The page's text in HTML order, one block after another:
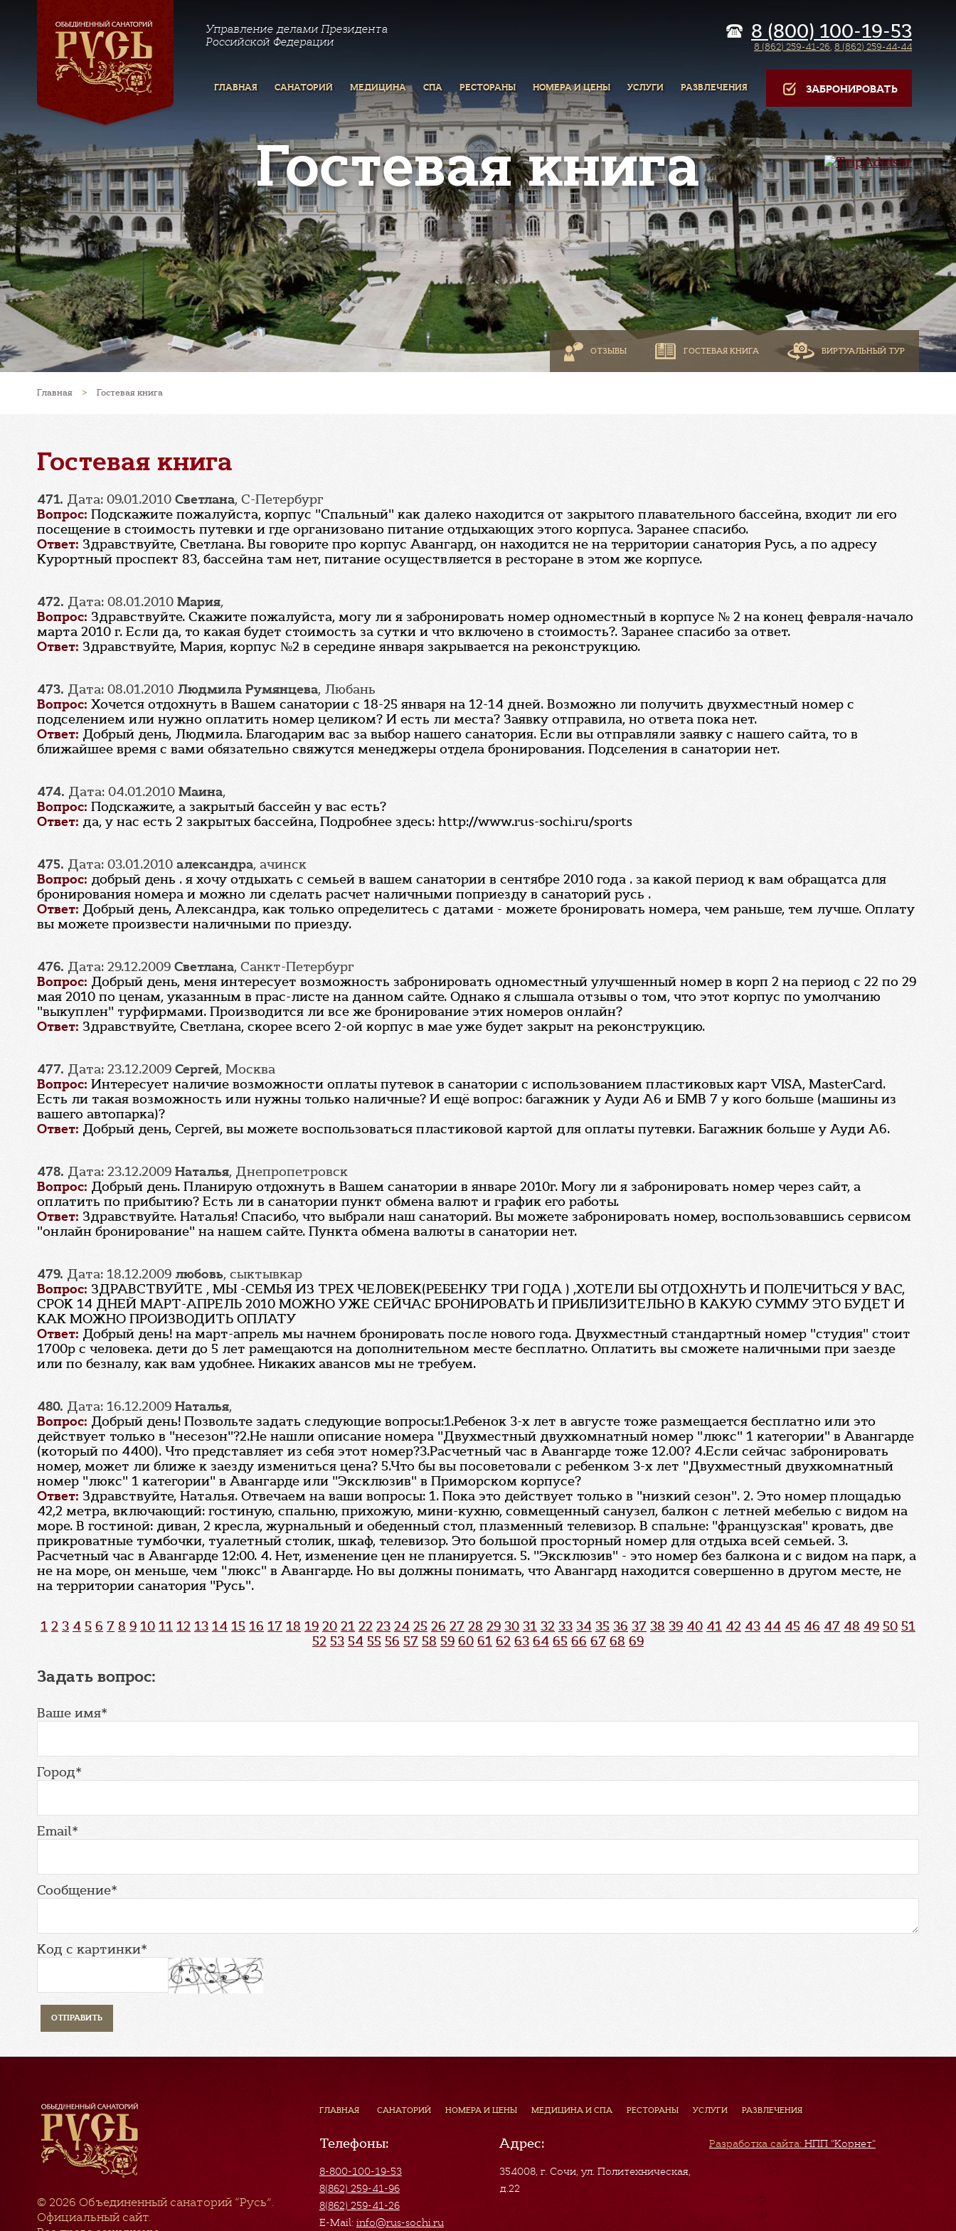
Управление делами Президента
Российской Федерации
8 (800) 100-19-53
8 (862) 259-41-26, 8 (862) 259-44-44
ГЛАВНАЯ САНАТОРИЙ МЕДИЦИНА СПА РЕСТОРАНЫ НОМЕРА И ЦЕНЫ УСЛУГИ РАЗВЛЕЧЕНИЯ ЗАБРОНИРОВАТЬ
Гостевая книга
ОТЗЫВЫ ГОСТЕВАЯ КНИГА ВИРТУАЛЬНЫЙ ТУР
Главная > Гостевая книга
Гостевая книга
471. Дата: 09.01.2010 Светлана, С-Петербург
Вопрос: Подскажите пожалуйста, корпус "Спальный" как далеко находится от закрытого плавательного бассейна, входит ли его
посещение в стоимость путевки и где организовано питание отдыхающих этого корпуса. Заранее спасибо.
Ответ: Здравствуйте, Светлана. Вы говорите про корпус Авангард, он находится не на территории санатория Русь, а по адресу
Курортный проспект 83, бассейна там нет, питание осуществляется в ресторане в этом же корпусе.
472. Дата: 08.01.2010 Мария,
Вопрос: Здравствуйте. Скажите пожалуйста, могу ли я забронировать номер одноместный в корпусе № 2 на конец февраля-начало
марта 2010 г. Если да, то какая будет стоимость за сутки и что включено в стоимость?. Заранее спасибо за ответ.
Ответ: Здравствуйте, Мария, корпус №2 в середине января закрывается на реконструкцию.
473. Дата: 08.01.2010 Людмила Румянцева, Любань
Вопрос: Хочется отдохнуть в Вашем санатории с 18-25 января на 12-14 дней. Возможно ли получить двухместный номер с
подселением или нужно оплатить номер целиком? И есть ли места? Заявку отправила, но ответа пока нет.
Ответ: Добрый день, Людмила. Благодарим вас за выбор нашего санатория. Если вы отправляли заявку с нашего сайта, то в
ближайшее время с вами обязательно свяжутся менеджеры отдела бронирования. Подселения в санатории нет.
474. Дата: 04.01.2010 Маина,
Вопрос: Подскажите, а закрытый бассейн у вас есть?
Ответ: да, у нас есть 2 закрытых бассейна, Подробнее здесь: http://www.rus-sochi.ru/sports
475. Дата: 03.01.2010 александра, ачинск
Вопрос: добрый день . я хочу отдыхать с семьей в вашем санатории в сентябре 2010 года . за какой период к вам обращатса для
бронирования номера и можно ли сделать расчет наличными поприезду в санаторий русь .
Ответ: Добрый день, Александра, как только определитесь с датами - можете бронировать номера, чем раньше, тем лучше. Оплату
вы можете произвести наличными по приезду.
476. Дата: 29.12.2009 Светлана, Санкт-Петербург
Вопрос: Добрый день, меня интересует возможность забронировать одноместный улучшенный номер в корп 2 на период с 22 по 29
мая 2010 по ценам, указанным в прас-листе на данном сайте. Однако я слышала отзывы о том, что этот корпус по умолчанию
"выкуплен" турфирмами. Производится ли все же бронирование этих номеров онлайн?
Ответ: Здравствуйте, Светлана, скорее всего 2-ой корпус в мае уже будет закрыт на реконструкцию.
477. Дата: 23.12.2009 Сергей, Москва
Вопрос: Интересует наличие возможности оплаты путевок в санатории с использованием пластиковых карт VISA, MasterCard.
Есть ли такая возможность или нужны только наличные? И ещё вопрос: багажник у Ауди А6 и БМВ 7 у кого больше (машины из
вашего автопарка)?
Ответ: Добрый день, Сергей, вы можете воспользоваться пластиковой картой для оплаты путевки. Багажник больше у Ауди A6.
478. Дата: 23.12.2009 Наталья, Днепропетровск
Вопрос: Добрый день. Планирую отдохнуть в Вашем санатории в январе 2010г. Могу ли я забронировать номер через сайт, а
оплатить по прибытию? Есть ли в санатории пункт обмена валют и график его работы.
Ответ: Здравствуйте. Наталья! Спасибо, что выбрали наш санаторий. Вы можете забронировать номер, воспользовавшись сервисом
"онлайн бронирование" на нашем сайте. Пункта обмена валюты в санатории нет.
479. Дата: 18.12.2009 любовь, сыктывкар
Вопрос: ЗДРАВСТВУЙТЕ , МЫ -СЕМЬЯ ИЗ ТРЕХ ЧЕЛОВЕК(РЕБЕНКУ ТРИ ГОДА ) ,ХОТЕЛИ БЫ ОТДОХНУТЬ И ПОЛЕЧИТЬСЯ У ВАС,
СРОК 14 ДНЕЙ МАРТ-АПРЕЛЬ 2010 МОЖНО УЖЕ СЕЙЧАС БРОНИРОВАТЬ И ПРИБЛИЗИТЕЛЬНО В КАКУЮ СУММУ ЭТО БУДЕТ И
КАК МОЖНО ПРОИЗВОДИТЬ ОПЛАТУ
Ответ: Добрый день! на март-апрель мы начнем бронировать после нового года. Двухместный стандартный номер "студия" стоит
1700р с человека. дети до 5 лет рамещаются на дополнительном месте бесплатно. Оплатить вы сможете наличными при заезде
или по безналу, как вам удобнее. Никаких авансов мы не требуем.
480. Дата: 16.12.2009 Наталья,
Вопрос: Добрый день! Позвольте задать следующие вопросы:1.Ребенок 3-х лет в августе тоже размещается бесплатно или это
действует только в "несезон"?2.Не нашли описание номера "Двухместный двухкомнатный номер "люкс" 1 категории" в Авангарде
(который по 4400). Что представляет из себя этот номер?3.Расчетный час в Авангарде тоже 12.00? 4.Если сейчас забронировать
номер, может ли ближе к заезду измениться цена? 5.Что бы вы посоветовали с ребенком 3-х лет "Двухместный двухкомнатный
номер "люкс" 1 категории" в Авангарде или "Эксклюзив" в Приморском корпусе?
Ответ: Здравствуйте, Наталья. Отвечаем на ваши вопросы: 1. Пока это действует только в "низкий сезон". 2. Это номер площадью
42,2 метра, включающий: гостиную, спальню, прихожую, мини-кухню, совмещенный санузел, балкон с летней мебелью с видом на
море. В гостиной: диван, 2 кресла, журнальный и обеденный стол, плазменный телевизор. В спальне: "французская" кровать, две
прикроватные тумбочки, туалетный столик, шкаф, телевизор. Это большой просторный номер для отдыха всей семьей. 3.
Расчетный час в Авангарде 12:00. 4. Нет, изменение цен не планируется. 5. "Эксклюзив" - это номер без балкона и с видом на парк, а
не на море, он меньше, чем "люкс" в Авангарде. Но вы должны понимать, что Авангард находится совершенно в другом месте, не
на территории санатория "Русь".
1 2 3 4 5 6 7 8 9 10 11 12 13 14 15 16 17 18 19 20 21 22 23 24 25 26 27 28 29 30 31 32 33 34 35 36 37 38 39 40 41 42 43 44 45 46 47 48 49 50 51
52 53 54 55 56 57 58 59 60 61 62 63 64 65 66 67 68 69
Задать вопрос:
Ваше имя*
Город*
Email*
Сообщение*
Код с картинки*
© 2026 Объединенный санаторий “Русь”.
Официальный сайт.
ГЛАВНАЯ САНАТОРИЙ НОМЕРА И ЦЕНЫ МЕДИЦИНА И СПА РЕСТОРАНЫ УСЛУГИ РАЗВЛЕЧЕНИЯ
Телефоны:
8-800-100-19-53
8(862) 259-41-96
8(862) 259-41-26
E-Mail: info@rus-sochi.ru
Адрес:
354008, г. Сочи,ул. Политехническая,
д.22
Разработка сайта: НПП "Корнет"